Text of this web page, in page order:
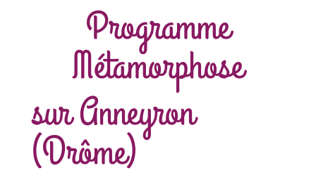
Programme
Métamorphose
sur Anneyron
(Drôme)